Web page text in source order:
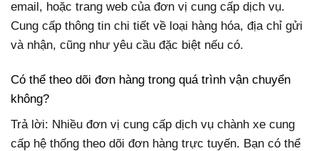
email, hoặc trang web của đơn vị cung cấp dịch vụ.
Cung cấp thông tin chi tiết về loại hàng hóa, địa chỉ gửi
và nhận, cũng như yêu cầu đặc biệt nếu có.
Có thể theo dõi đơn hàng trong quá trình vận chuyển
không?
Trả lời: Nhiều đơn vị cung cấp dịch vụ chành xe cung
cấp hệ thống theo dõi đơn hàng trực tuyến. Bạn có thể